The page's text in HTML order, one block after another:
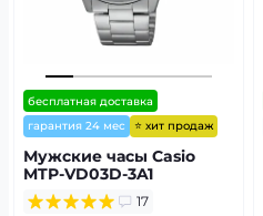
бесплатная доставка
гарантия 24 мес
⭐ хит продаж
Мужские часы Casio
MTP-VD03D-3A1
17